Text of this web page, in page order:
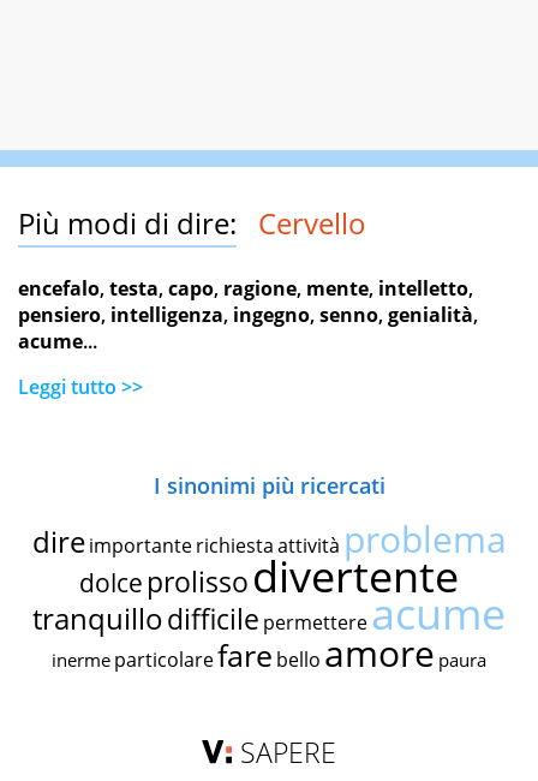
Più modi di dire: Cervello
encefalo,testa,capo, ragione, mente, intelletto,
pensiero, intelligenza, ingegno,senno,genialità,
acume...
Leggi tutto >>
I sinonimi più ricercati
dire importante richiestaattività problema
dolce prolissodivertente
tranquillodifficile permettereacume
inerme particolarefare bello amore paura
SAPERE